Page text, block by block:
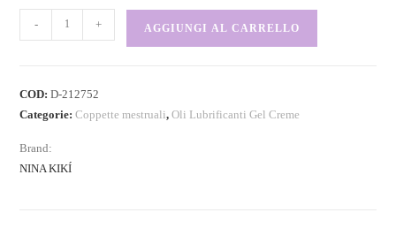
- + AGGIUNGI AL CARRELLO
COD:D-212752
Categorie:Coppette mestruali,Oli Lubrificanti Gel Creme
Brand:
NINA KIKÍ